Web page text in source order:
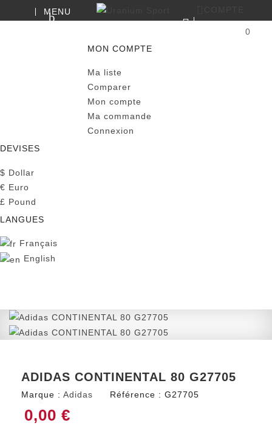
MENU
0
MON COMPTE
Ma liste
Comparer
Mon compte
Ma commande
Connexion
DEVISES
$ Dollar
€ Euro
£ Pound
LANGUES
Français
English
ADIDAS CONTINENTAL 80 G27705
Marque : Adidas Référence : G27705
0,00 €